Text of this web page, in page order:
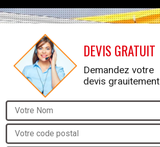
DEVIS GRATUIT
Demandez votre
devis grauitement